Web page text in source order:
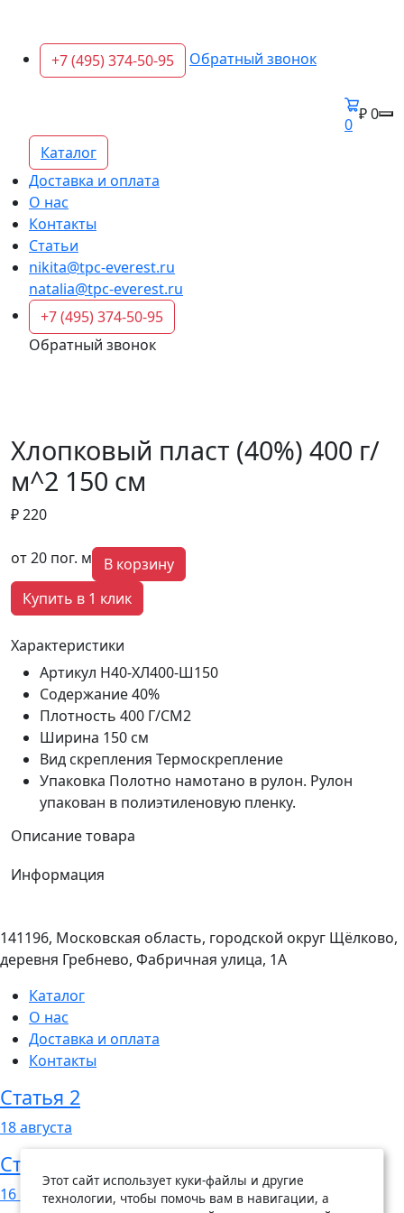
+7 (495) 374-50-95 Обратный звонок
0
₽ 0
Каталог
Доставка и оплата
О нас
Контакты
Статьи
nikita@tpc-everest.ru
natalia@tpc-everest.ru
+7 (495) 374-50-95
Обратный звонок
Хлопковый пласт (40%) 400 г/
м^2 150 см
₽ 220
от 20 пог. м
В корзину
Купить в 1 клик
Характеристики
Артикул Н40-ХЛ400-Ш150
Содержание40%
Плотность 400 Г/СМ2
Ширина 150 см
Вид скрепления Термоскрепление
Упаковка Полотно намотано в рулон. Рулон
упакован в полиэтиленовую пленку.
Описание товара
Информация
141196, Московская область, городской округ Щёлково,
деревня Гребнево, Фабричная улица, 1А
Каталог
О нас
Доставка и оплата
Контакты
Статья 2
18августа
Статья 1
16 августа
Этот сайт использует куки-файлы и другие
технологии, чтобы помочь вам в навигации, а